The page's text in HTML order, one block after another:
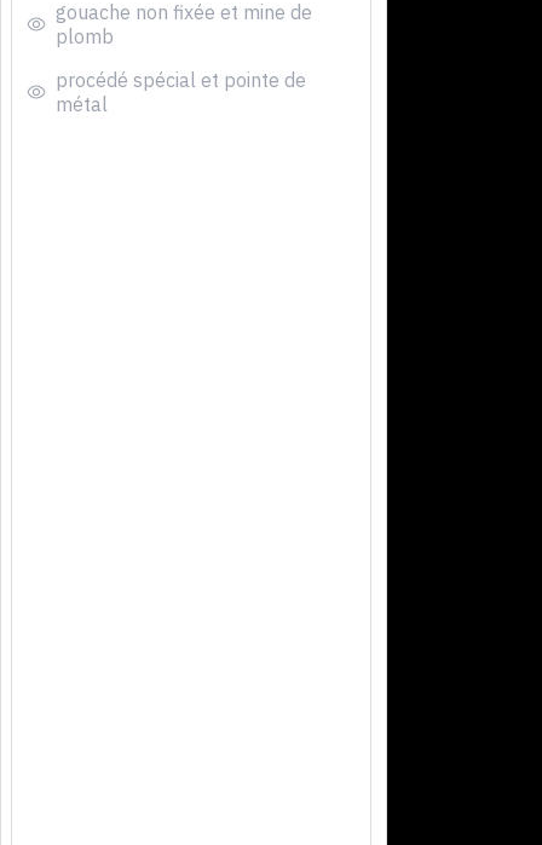
gouache non fixée et mine de
plomb
procédé spécial et pointe de
métal